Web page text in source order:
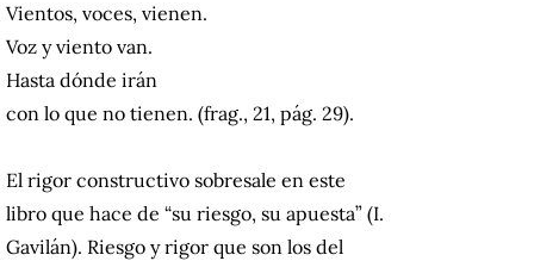
Vientos, voces, vienen.
Voz y viento van.
Hasta dónde irán
con lo que no tienen. (frag., 21, pág. 29).
El rigor constructivo sobresale en este
libro que hace de “su riesgo, su apuesta” (I.
Gavilán). Riesgo y rigor que son los del